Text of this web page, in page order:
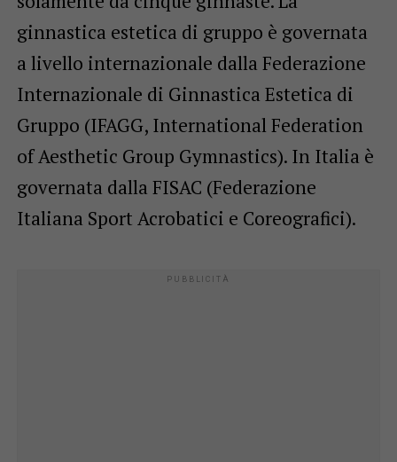
ginnastica estetica di gruppo è governata
a livello internazionale dalla Federazione
Internazionale di Ginnastica Estetica di
Gruppo (IFAGG, International Federation
of Aesthetic Group Gymnastics). In Italia è
governata dalla FISAC (Federazione
Italiana Sport Acrobatici e Coreografici).